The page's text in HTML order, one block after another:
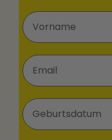
Vorname
E-Mail
Geburtsdatum